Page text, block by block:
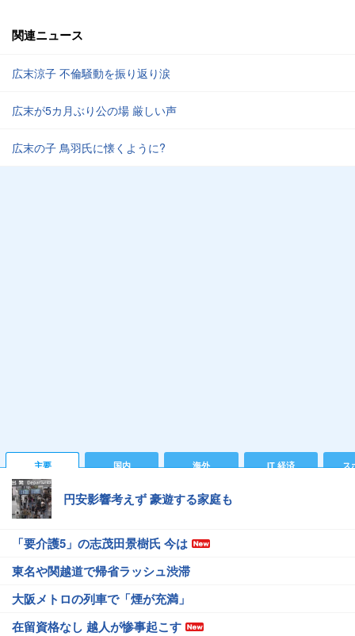
関連ニュース
広末涼子 不倫騒動を振り返り涙
広末が5カ月ぶり公の場 厳しい声
広末の子 鳥羽氏に懐くように?
主要 国内 海外 IT 経済 ス
円安影響考えず 豪遊する家庭も
「要介護5」の志茂田景樹氏 今は
東名や関越道で帰省ラッシュ渋滞
大阪メトロの列車で「煙が充満」
在留資格なし 越人が惨事起こす